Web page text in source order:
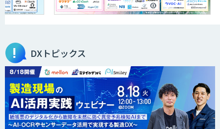
QANT VoC
m2view
DXトピックス